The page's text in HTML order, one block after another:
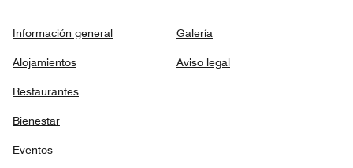
Información general
Alojamientos
Restaurantes
Bienestar
Eventos
Galería
Aviso legal